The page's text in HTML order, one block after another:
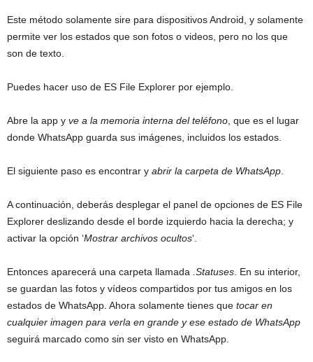
Este método solamente sire para dispositivos Android, y solamente
permite ver los estados que son fotos o videos, pero no los que
son de texto.
Puedes hacer uso de ES File Explorer por ejemplo.
Abre la app y ve a la memoria interna del teléfono , que es el lugar
donde WhatsApp guarda sus imágenes, incluidos los estados.
El siguiente paso es encontrar y abrir la carpeta de WhatsApp
A continuación, deberás desplegar el panel de opciones de ES File
Explorer deslizando desde el borde izquierdo hacia la derecha; y
activar la opción ‘Mostrar archivos ocultos‘.
Entonces aparecerá una carpeta llamada .Statuses . En su interior,
se guardan las fotos y vídeos compartidos por tus amigos en los
estados de WhatsApp. Ahora solamente tienes que tocar en
cualquier imagen para verla en grande y ese estado de WhatsApp
seguirá marcado como sin ser visto en WhatsApp.